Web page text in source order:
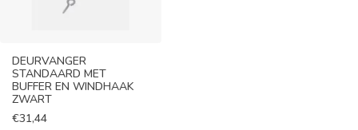
DEURVANGER
STANDAARD MET
BUFFER EN WINDHAAK
ZWART
€31,44